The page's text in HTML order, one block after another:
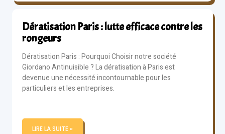
Dératisation Paris : lutte efficace contre les
rongeurs
Dératisation Paris : Pourquoi Choisir notre société
Giordano Antinuisible ? La dératisation à Paris est
devenue une nécessité incontournable pour les
particuliers et les entreprises.
LIRE LA SUITE »